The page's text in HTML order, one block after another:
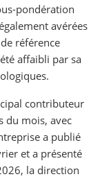
pondération
avérées
référence
affaibli par sa
contributeur
du mois, avec
a publié
et a présenté
la direction